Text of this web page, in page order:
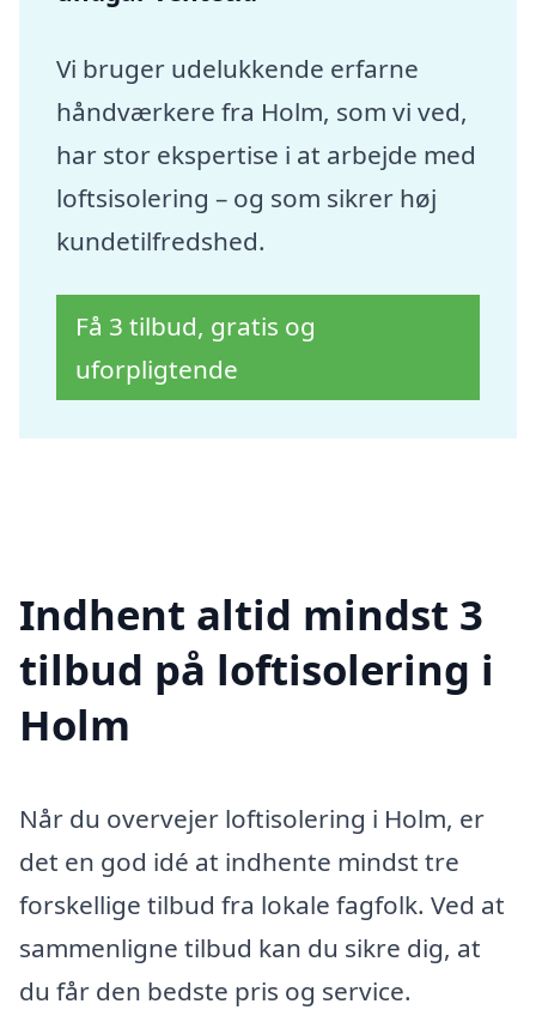
Vi bruger udelukkende erfarne
håndværkere fra Holm, som vi ved,
har stor ekspertise i at arbejde med
loftsisolering – og som sikrer høj
kundetilfredshed.
Få 3 tilbud, gratis og
uforpligtende
Indhent altid mindst 3
tilbud på loftisolering i
Holm
Når du overvejer loftisolering i Holm, er
det en god idé at indhente mindst tre
forskellige tilbud fra lokale fagfolk. Ved at
sammenligne tilbud kan du sikre dig, at
du får den bedste pris og service.